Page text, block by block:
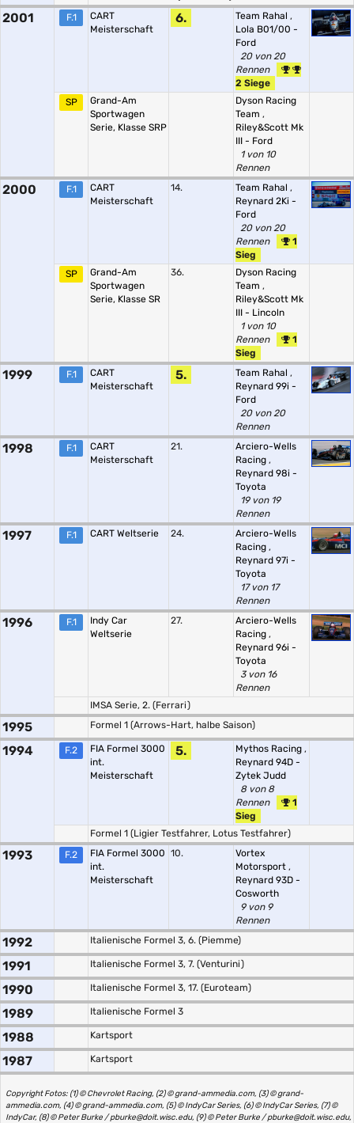
2001 F.1
CART
Meisterschaft
6. Team Rahal ,
Lola B01/00 -
Ford
20 von 20
Rennen
2 Siege
SP
Grand-Am
Sportwagen
Serie, Klasse SRP
Dyson Racing
Team ,
Riley&Scott Mk
III - Ford
1 von 10
Rennen
2000 F.1
CART
Meisterschaft
14. Team Rahal ,
Reynard 2Ki -
Ford
20 von 20
Rennen
1
Sieg
SP
Grand-Am
Sportwagen
Serie, Klasse SR
36.
Dyson Racing
Team ,
Riley&Scott Mk
III - Lincoln
1 von 10
Rennen
1
Sieg
1999 F.1
CART
Meisterschaft
5. Team Rahal ,
Reynard 99i -
Ford
20 von 20
Rennen
1998 F.1
CART
Meisterschaft
21.
Arciero-Wells
Racing ,
Reynard 98i -
Toyota
19 von 19
Rennen
1997 F.1 CART Weltserie 24.
Arciero-Wells
Racing ,
Reynard 97i -
Toyota
17 von 17
Rennen
1996 F.1
Indy Car
Weltserie
27.
Arciero-Wells
Racing ,
Reynard 96i -
Toyota
3 von 16
Rennen
IMSA Serie, 2. (Ferrari)
1995 Formel 1 (Arrows-Hart, halbe Saison)
1994 F.2
FIA Formel 3000
int.
Meisterschaft
5. Mythos Racing ,
Reynard 94D -
Zytek Judd
8 von 8
Rennen
1
Sieg
Formel 1 (Ligier Testfahrer, Lotus Testfahrer)
1993 F.2
FIA Formel 3000
int.
Meisterschaft
10.
Vortex
Motorsport ,
Reynard 93D -
Cosworth
9 von 9
Rennen
1992 Italienische Formel 3, 6. (Piemme)
1991 Italienische Formel 3, 7. (Venturini)
1990 Italienische Formel 3, 17. (Euroteam)
1989 Italienische Formel 3
1988 Kartsport
1987 Kartsport
Copyright Fotos: (1) © Chevrolet Racing, (2) © grand-ammedia.com, (3) © grand-
ammedia.com, (4) © grand-ammedia.com, (5) © IndyCar Series, (6) © IndyCar Series, (7) ©
IndyCar, (8) © Peter Burke / pburke@doit.wisc.edu, (9) © Peter Burke / pburke@doit.wisc.edu,